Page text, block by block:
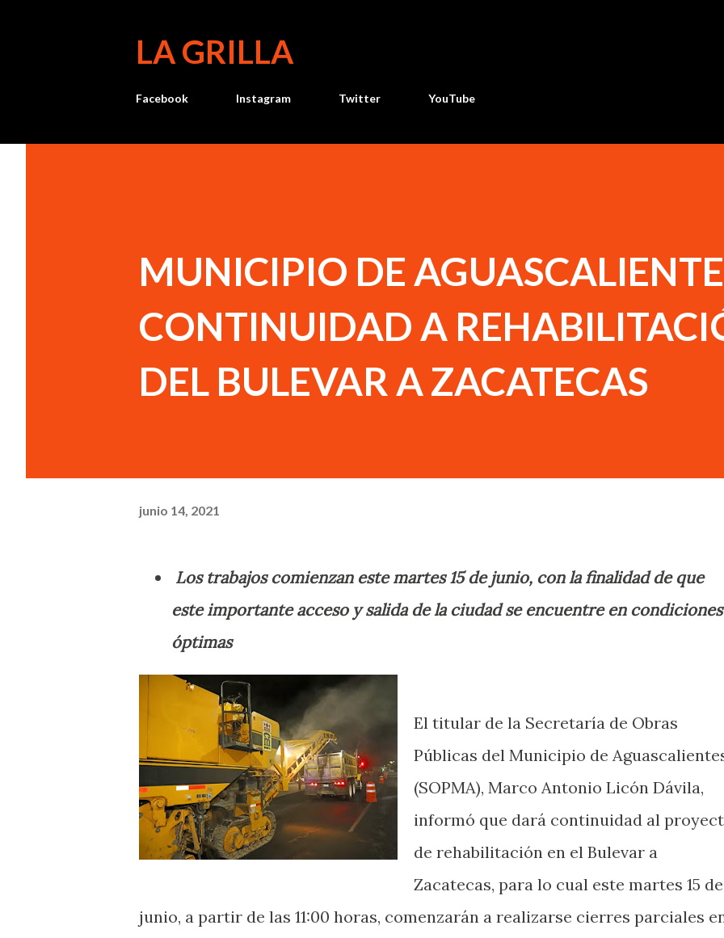
LA GRILLA
Facebook Instagram Twitter YouTube
MUNICIPIO DE
CONTINUIDAD A
DEL BULEVAR A ZACATECAS
junio 14, 2021
Los trabajos comienzan este martes 15 de junio, con la finalidad de que
este importante acceso y salida de la ciudad se encuentre en condiciones
óptimas
El titular de la Secretaría de Obras
Públicas del Municipio de
(SOPMA), Marco Antonio Licón Dávila,
informó que dará continuidad al
de rehabilitación en el Bulevar a
Zacatecas, para lo cual este martes 15 de
junio, a partir de las 11:00 horas, comenzarán a realizarse cierres parciales